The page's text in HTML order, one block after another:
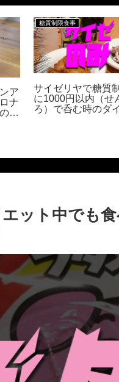
ア
ナ
味
糖質制限食事
サイゼリヤで糖質
に1000円以内（せ
ろ）で呑む時のダ
ット中でも